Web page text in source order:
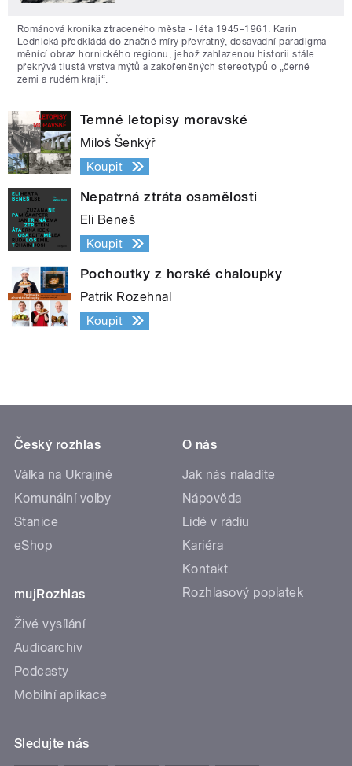
Románová kronika ztraceného města - léta 1945–1961. Karin
Lednická předkládá do značné míry převratný, dosavadní paradigma
měnící obraz hornického regionu, jehož zahlazenou historii stále
překrývá tlustá vrstva mýtů a zakořeněných stereotypů o „černé
zemi a rudém kraji“.
Temné letopisy moravské
Miloš Šenkýř
Koupit
Nepatrná ztráta osamělosti
Eli Beneš
Koupit
Pochoutky z horské chaloupky
Patrik Rozehnal
Koupit
Český rozhlas
Válka na Ukrajině
Komunální volby
Stanice
eShop
mujRozhlas
Živé vysílání
Audioarchiv
Podcasty
Mobilní aplikace
O nás
Jak nás naladíte
Nápověda
Lidé v rádiu
Kariéra
Kontakt
Rozhlasový poplatek
Sledujte nás